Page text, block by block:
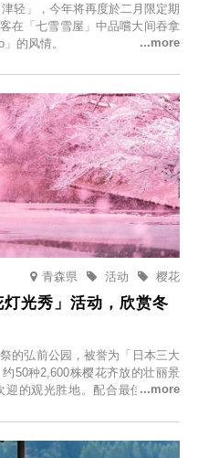
轻」，今年将再度於二月限定期
在「七雪雪屋」中品嚐大间吞拿
的风情。
青森県 樱花
活动
光秀」活动，欣赏冬
的弘前公园，被誉为「日本三大
50种2,600株樱花齐放的壮丽景
的观光胜地。配合最佳观雪时